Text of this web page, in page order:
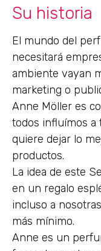
Su historia
El mundo del
necesitará
ambiente vayan
marketing o
Anne Möller es
todos influímos a
quiere dejar lo
productos.
La idea de este
en un regalo
incluso a
más mínimo.
Anne es un